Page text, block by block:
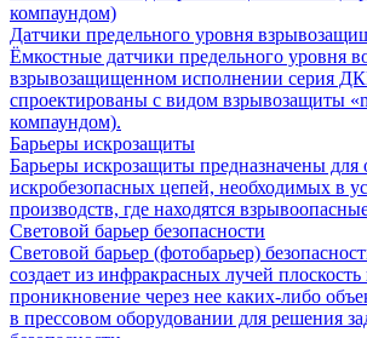
компаундом)
Датчики предельного уровня
Ёмкостные датчики предельного уровня
взрывозащищенном исполнении серия
спроектированы с видом взрывозащиты
компаундом).
Барьеры искрозащиты
Барьеры искрозащиты предназначены для
искробезопасных цепей, необходимых в
производств, где находятся
Световой барьер безопасности
Световой барьер (фотобарьер)
создает из инфракрасных лучей
проникновение через нее каких-либо
в прессовом оборудовании для решения